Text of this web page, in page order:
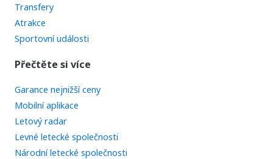
Transfery
Atrakce
Sportovní události
Přečtěte si více
Garance nejnižší ceny
Mobilní aplikace
Letový radar
Levné letecké společnosti
Národní letecké společnosti